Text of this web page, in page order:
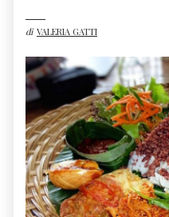
di VALERIA GATTI